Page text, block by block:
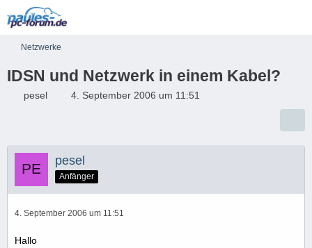
Netzwerke
IDSN und Netzwerk in einem Kabel?
pesel 4. September 2006 um 11:51
pesel
Anfänger
4. September 2006 um 11:51
Hallo